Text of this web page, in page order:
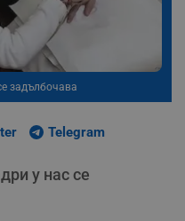
задълбочава
Telegram
у нас се